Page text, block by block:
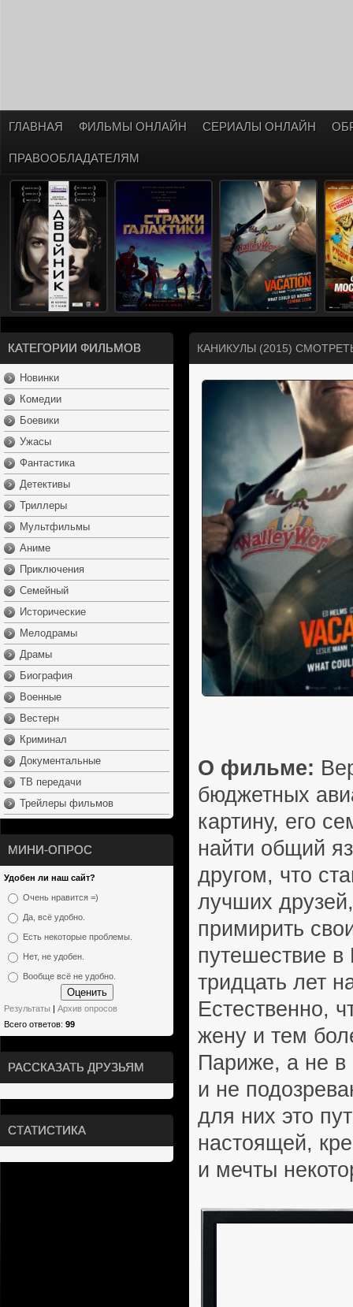
ГЛАВНАЯ ФИЛЬМЫ ОНЛАЙН СЕРИАЛЫ ОНЛАЙН
ПРАВООБЛАДАТЕЛЯМ
КАТЕГОРИИ ФИЛЬМОВ
Новинки
Комедии
Боевики
Ужасы
Фантастика
Детективы
Триллеры
Мультфильмы
Аниме
Приключения
Семейный
Исторические
Мелодрамы
Драмы
Биография
Военные
Вестерн
Криминал
Документальные
ТВ передачи
Трейлеры фильмов
МИНИ-ОПРОС
Удобен ли наш сайт?
Очень нравится =)
Да, всё удобно.
Есть некоторые проблемы.
Нет, не удобен.
Вообще всё не удобно.
Результаты
Архив опросов
Всего ответов: 99
РАССКАЗАТЬ ДРУЗЬЯМ
СТАТИСТИКА
КАНИКУЛЫ (2015)
О фильме:
бюджетных
картину, его
найти общий
другом, что
лучших
примирить
путешествие в
тридцать лет
Естественно,
жену и тем
Париже, а не в
и не
для них это
настоящей,
и мечты